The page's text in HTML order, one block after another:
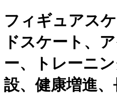
フィギュアス
ドスケート、
ー、トレーニ
設、健康増進